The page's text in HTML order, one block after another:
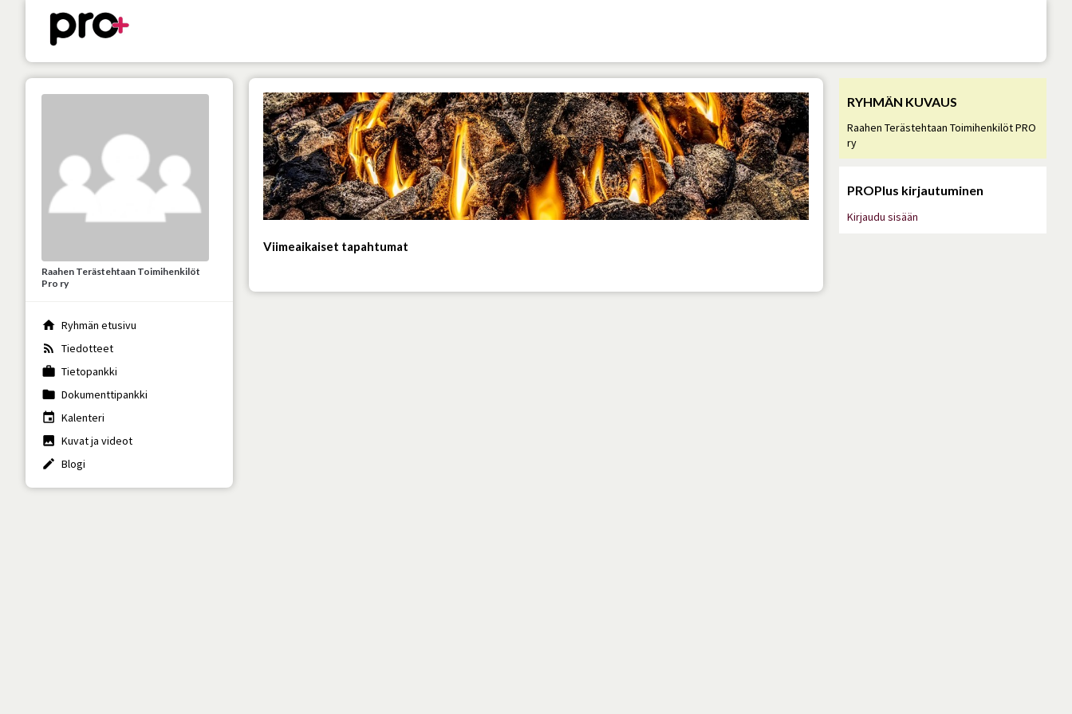
Viimeaikaiset tapahtumat
Raahen Terästehtaan Toimihenkilöt
Pro ry
home Ryhmän etusivu
rss_feed Tiedotteet
work Tietopankki
folder Dokumenttipankki
insert_invitation Kalenteri
photo Kuvat ja videot
create Blogi
RYHMÄN KUVAUS
Raahen Terästehtaan Toimihenkilöt PRO
ry
PROPlus kirjautuminen
Kirjaudu sisään